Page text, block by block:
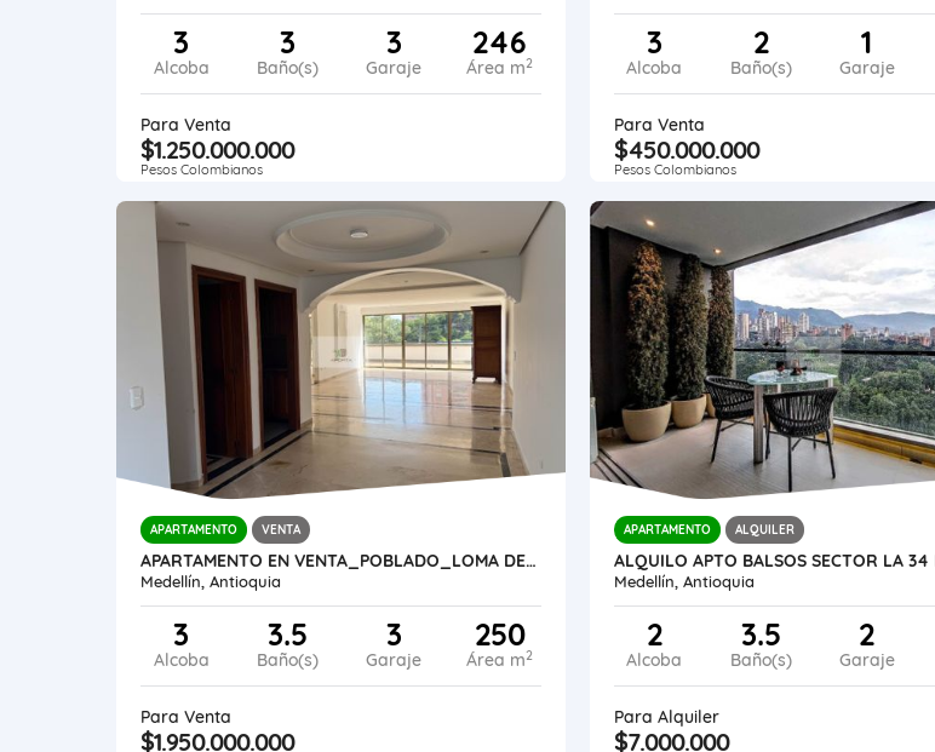
3
Alcoba
3
Baño(s)
3
Garaje
246
Área m2
Para Venta
$1.250.000.000
Pesos Colombianos
3
Alcoba
2
Baño(s)
1
Garaje
Para Venta
$450.000.000
Pesos Colombianos
APARTAMENTO VENTA
APARTAMENTO EN VENTA_POBLADO_LOMA DE LOS PARRA
Medellín, Antioquia
3
Alcoba
3.5
Baño(s)
3
Garaje
250
Área m2
Para Venta
$1.950.000.000
APARTAMENTO ALQUILER
Medellín, Antioquia
2
Alcoba
3.5
Baño(s)
2
Garaje
Para Alquiler
$7.000.000